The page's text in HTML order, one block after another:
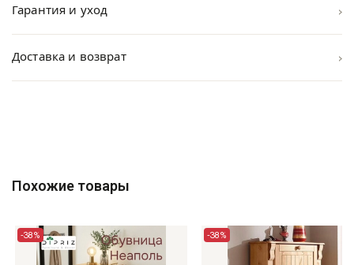
Гарантия и уход ›
Доставка и возврат ›
Похожие товары
-38% -38%